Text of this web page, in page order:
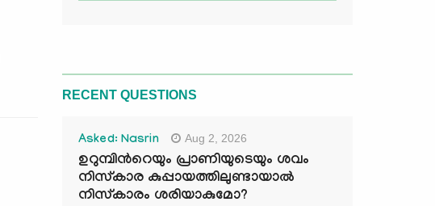
RECENT QUESTIONS
Asked: Nasrin Aug 2, 2026
ഉറുമ്പിന്‍റെയും പ്രാണിയുടെയും ശവം
നിസ്കാര കുപ്പായത്തിലുണ്ടായാൽ
നിസ്കാരം ശരിയാകുമോ?